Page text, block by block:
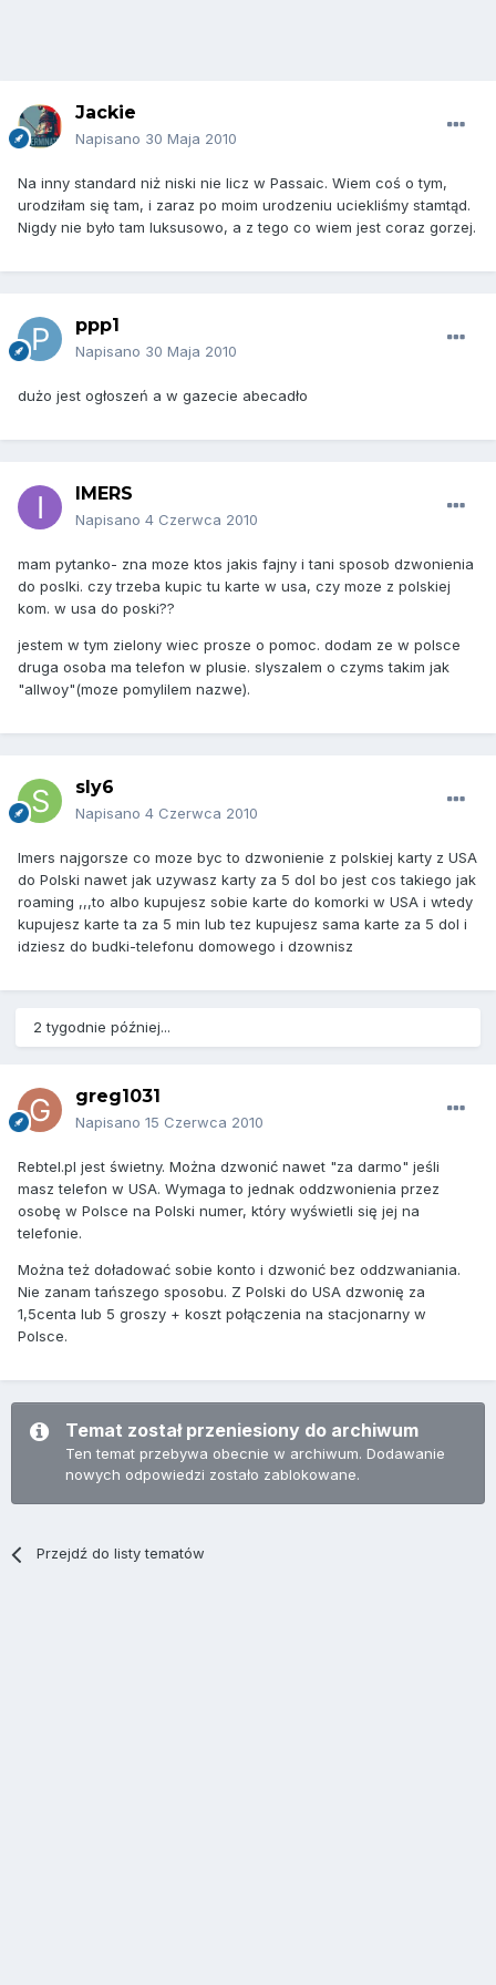
Jackie
Napisano 30 Maja 2010
Na inny standard niż niski nie licz w Passaic. Wiem coś o tym,
urodziłam się tam, i zaraz po moim urodzeniu uciekliśmy stamtąd.
Nigdy nie było tam luksusowo, a z tego co wiem jest coraz gorzej.
ppp1
Napisano 30 Maja 2010
dużo jest ogłoszeń a w gazecie abecadło
IMERS
Napisano 4 Czerwca 2010
mam pytanko- zna moze ktos jakis fajny i tani sposob dzwonienia
do poslki. czy trzeba kupic tu karte w usa, czy moze z polskiej
kom. w usa do poski??
jestem w tym zielony wiec prosze o pomoc. dodam ze w polsce
druga osoba ma telefon w plusie. slyszalem o czyms takim jak
"allwoy"(moze pomylilem nazwe).
sly6
Napisano 4 Czerwca 2010
Imers najgorsze co moze byc to dzwonienie z polskiej karty z USA
do Polski nawet jak uzywasz karty za 5 dol bo jest cos takiego jak
roaming ,,,to albo kupujesz sobie karte do komorki w USA i wtedy
kupujesz karte ta za 5 min lub tez kupujesz sama karte za 5 dol i
idziesz do budki-telefonu domowego i dzownisz
2 tygodnie później...
greg1031
Napisano 15 Czerwca 2010
Rebtel.pl jest świetny. Można dzwonić nawet "za darmo" jeśli
masz telefon w USA. Wymaga to jednak oddzwonienia przez
osobę w Polsce na Polski numer, który wyświetli się jej na
telefonie.
Można też doładować sobie konto i dzwonić bez oddzwaniania.
Nie zanam tańszego sposobu. Z Polski do USA dzwonię za
1,5centa lub 5 groszy + koszt połączenia na stacjonarny w
Polsce.
Temat został przeniesiony do archiwum
Ten temat przebywa obecnie w archiwum. Dodawanie
nowych odpowiedzi zostało zablokowane.
Przejdź do listy tematów